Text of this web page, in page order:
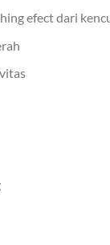
efect dari